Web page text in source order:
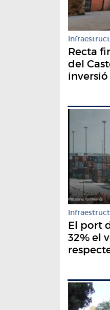
Recta
del
El port
32% el